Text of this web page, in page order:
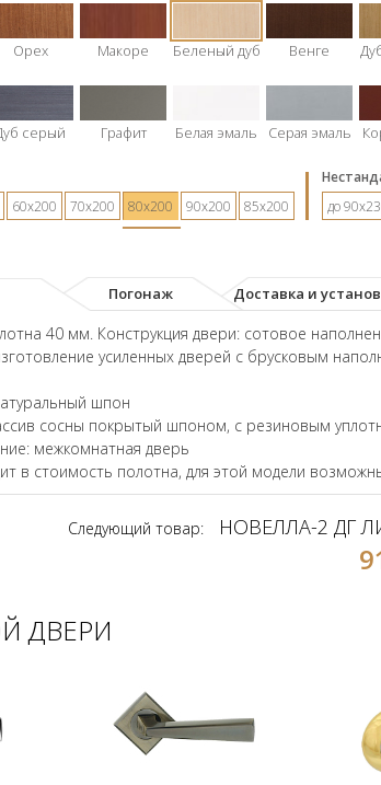
Орех Макоре Беленый дуб Венге
серый Графит Белая эмаль Серая эмаль
60х200 70х200 80х200 90х200 85х200
до
Погонаж Доставка и
40 мм. Конструкция двери: сотовое
усиленных дверей с брусковым
шпон
сосны покрытый шпоном, с резиновым
межкомнатная дверь
в стоимость полотна, для этой модели
Следующий товар: НОВЕЛЛА-2 ДГ
ДВЕРИ